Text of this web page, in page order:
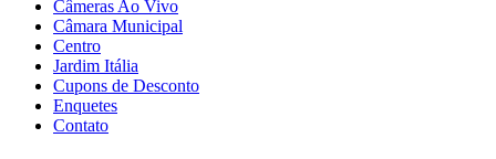
Câmeras Ao Vivo
Câmara Municipal
Centro
Jardim Itália
Cupons de Desconto
Enquetes
Contato